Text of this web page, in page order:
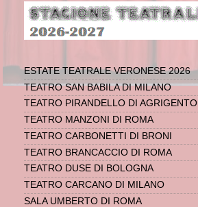
ESTATE TEATRALE VERONESE 2026
TEATRO SAN BABILA DI MILANO
TEATRO PIRANDELLO DI AGRIGENTO
TEATRO MANZONI DI ROMA
TEATRO CARBONETTI DI BRONI
TEATRO BRANCACCIO DI ROMA
TEATRO DUSE DI BOLOGNA
TEATRO CARCANO DI MILANO
SALA UMBERTO DI ROMA